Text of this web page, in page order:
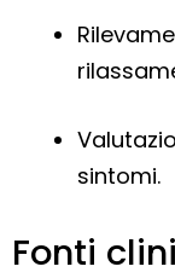
sintomi.
Fonti